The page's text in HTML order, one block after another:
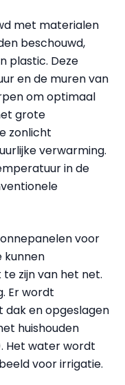
met materialen
beschouwd,
plastic. Deze
en de muren van
om optimaal
grote
zonlicht
verwarming.
in de
voor
zijn van het net.
Er wordt
en opgeslagen
huishouden
Het water wordt
voor irrigatie.